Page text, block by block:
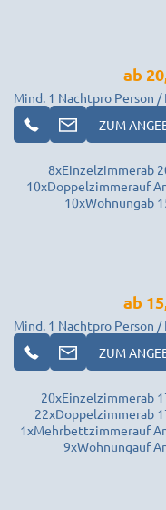
Mind. 1 Nacht
ab
pro Person /
ZUM
8xEinzelzimmerab
10xDoppelzimmerauf
10xWohnungab
Mind. 1 Nacht
ab
pro Person /
ZUM
20xEinzelzimmerab
22xDoppelzimmerab
1xMehrbettzimmerauf
9xWohnungauf